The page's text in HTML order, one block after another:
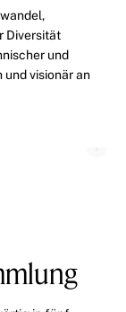
,
Diversität
und
visionär an